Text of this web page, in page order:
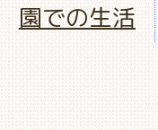
園での生活